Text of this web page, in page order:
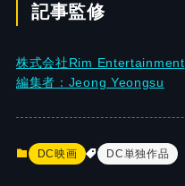
記事監修
株式会社Rim Entertainment
編集者：Jeong Yeongsu
DC映画 DC単独作品